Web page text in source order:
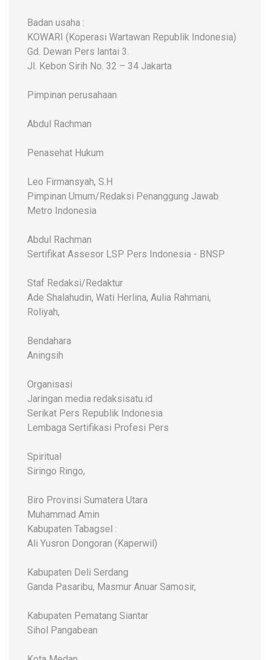
Badan usaha :
KOWARI (Koperasi Wartawan Republik Indonesia)
Gd. Dewan Pers lantai 3.
Jl. Kebon Sirih No. 32 – 34 Jakarta
Pimpinan perusahaan
Abdul Rachman
Penasehat Hukum
Leo Firmansyah, S.H
Pimpinan Umum/Redaksi Penanggung Jawab
Metro Indonesia
Abdul Rachman
Sertifikat Assesor LSP Pers Indonesia - BNSP
Staf Redaksi/Redaktur
Ade Shalahudin, Wati Herlina, Aulia Rahmani,
Roliyah,
Bendahara
Aningsih
Organisasi
Jaringan media redaksisatu.id
Serikat Pers Republik Indonesia
Lembaga Sertifikasi Profesi Pers
Spiritual
Siringo Ringo,
Biro Provinsi Sumatera Utara
Muhammad Amin
Kabupaten Tabagsel :
Ali Yusron Dongoran (Kaperwil)
Kabupaten Deli Serdang
Ganda Pasaribu, Masmur Anuar Samosir,
Kabupaten Pematang Siantar
Sihol Pangabean